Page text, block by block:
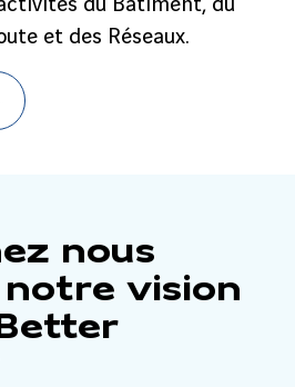
du Bâtiment, du
et des Réseaux.
nous
vision